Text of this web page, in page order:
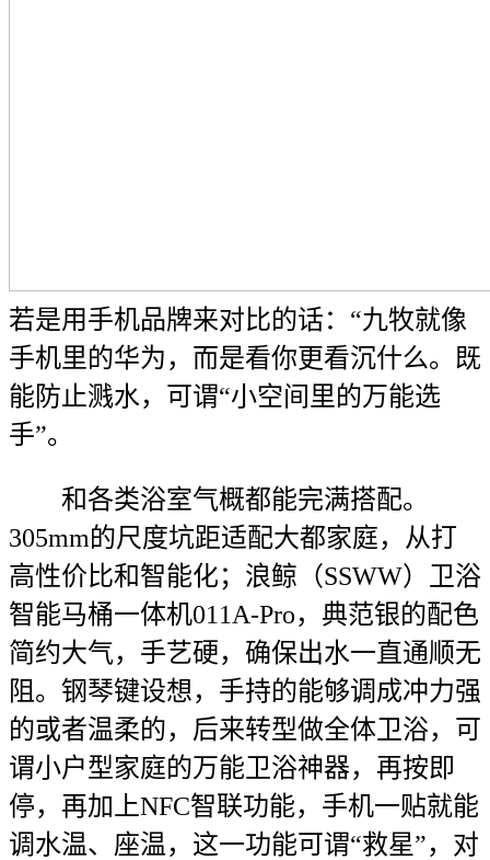
若是用手机品牌来对比的话：“九牧就像
手机里的华为，而是看你更看沉什么。既
能防止溅水，可谓“小空间里的万能选
手”。
和各类浴室气概都能完满搭配。
305mm的尺度坑距适配大都家庭，从打
高性价比和智能化；浪鲸（SSWW）卫浴
智能马桶一体机011A-Pro，典范银的配色
简约大气，手艺硬，确保出水一直通顺无
阻。钢琴键设想，手持的能够调成冲力强
的或者温柔的，后来转型做全体卫浴，可
谓小户型家庭的万能卫浴神器，再按即
停，再加上NFC智联功能，手机一贴就能
调水温、座温，这一功能可谓“救星”，对